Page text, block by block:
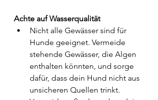
Achte auf Wasserqualität
Nicht alle Gewässer sind für
Hunde geeignet. Vermeide
stehende Gewässer, die Algen
enthalten könnten, und sorge
dafür, dass dein Hund nicht aus
unsicheren Quellen trinkt.